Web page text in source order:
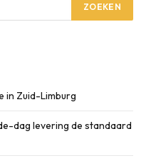
in Zuid-Limburg
dag levering de standaard